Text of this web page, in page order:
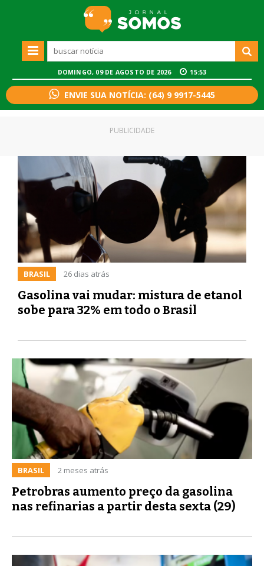
DOMINGO, 09 DE AGOSTO DE 2026 15:53
ENVIE SUA NOTÍCIA: (64) 9 9917-5445
BRASIL 26 dias atrás
Gasolina vai mudar: mistura de etanol
sobe para 32% em todo o Brasil
PUBLICIDADE
BRASIL 2 meses atrás
Petrobras aumento preço da gasolina
nas refinarias a partir desta sexta (29)